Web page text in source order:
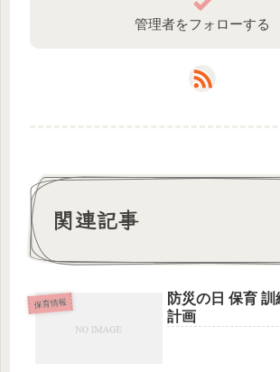
管理者をフォローする
関連記事
保育情報
防災の日 保育
計画